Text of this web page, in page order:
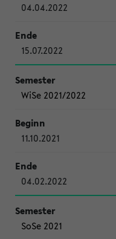
04.04.2022
15.07.2022
WiSe 2021/2022
11.10.2021
04.02.2022
SoSe 2021